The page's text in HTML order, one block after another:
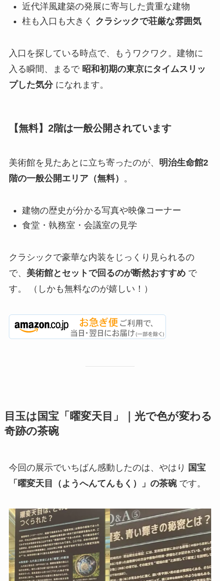
近代洋風建築の発展に寄与した貴重な建物
柱も入口も大きく クラシックで荘厳な雰囲気
入口を探している時点で、もうワクワク。建物に
入る瞬間、まるで 昭和初期の東京にタイムスリッ
プした気分になれます。
【無料】2階は一般公開されています
美術館を見たあとに立ち寄ったのが、 明治生命館2
階の一般公開エリア（無料）
。
建物の歴史が分かる写真や映像コーナー
食堂・執務室・会議室の見学
クラシックで豪華な内装をじっくり見られるの
で、 美術館とセットで回るのが断然おすすめで
す。 （しかも無料なのが嬉しい！）
目玉は国宝「曜変天目」｜光で色が変わる
奇跡の茶碗
今回の展示でいちばん感動したのは、やはり 国宝
「曜変天目（ようへんてんもく）」の茶碗です。